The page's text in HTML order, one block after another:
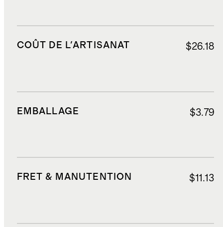
COÛT DE L'ARTISANAT $26.18
EMBALLAGE $3.79
FRET & MANUTENTION $11.13